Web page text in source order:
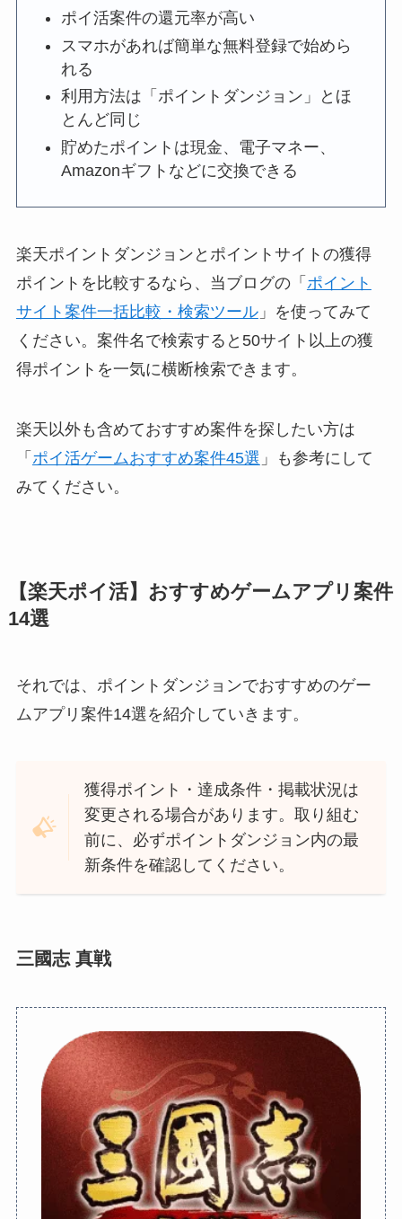
ポイ活案件の還元率が高い
スマホがあれば簡単な無料登録で始めら
れる
利用方法は「ポイントダンジョン」とほ
とんど同じ
貯めたポイントは現金、電子マネー、
Amazonギフトなどに交換できる
楽天ポイントダンジョンとポイントサイトの獲得
ポイントを比較するなら、当ブログの「 ポイント
サイト案件一括比較・検索ツール」を使ってみて
ください。案件名で検索すると50サイト以上の獲
得ポイントを一気に横断検索できます。
楽天以外も含めておすすめ案件を探したい方は
「 ポイ活ゲームおすすめ案件45選 」も参考にして
みてください。
【楽天ポイ活】おすすめゲームアプリ案件
14選
それでは、ポイントダンジョンでおすすめのゲー
ムアプリ案件14選を紹介していきます。
獲得ポイント・達成条件・掲載状況は
変更される場合があります。取り組む
前に、必ずポイントダンジョン内の最
新条件を確認してください。
三國志 真戦